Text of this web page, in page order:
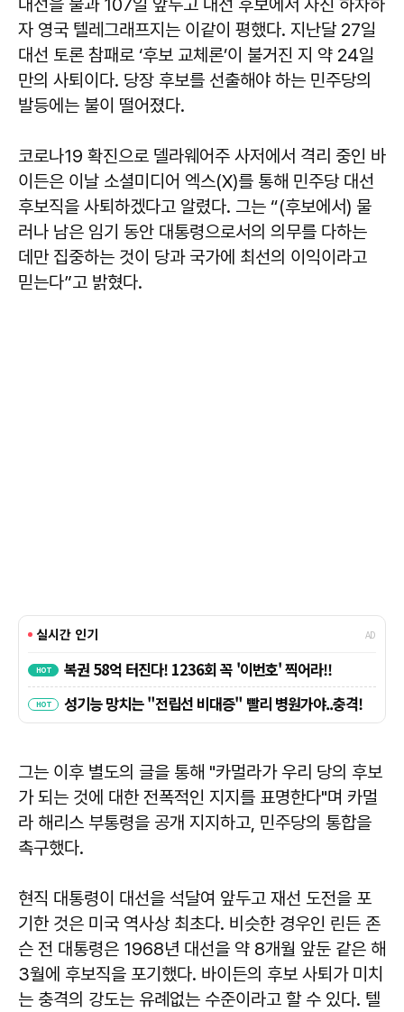
자 영국 텔레그래프지는 이같이 평했다. 지난달 27일
대선 토론 참패로 ‘후보 교체론’이 불거진 지 약 24일
만의 사퇴이다. 당장 후보를 선출해야 하는 민주당의
발등에는 불이 떨어졌다.
코로나19 확진으로 델라웨어주 사저에서 격리 중인 바
이든은 이날 소셜미디어 엑스(X)를 통해 민주당 대선
후보직을 사퇴하겠다고 알렸다. 그는 “(후보에서) 물
러나 남은 임기 동안 대통령으로서의 의무를 다하는
데만 집중하는 것이 당과 국가에 최선의 이익이라고
믿는다”고 밝혔다.
그는 이후 별도의 글을 통해 "카멀라가 우리 당의 후보
가 되는 것에 대한 전폭적인 지지를 표명한다"며 카멀
라 해리스 부통령을 공개 지지하고, 민주당의 통합을
촉구했다.
현직 대통령이 대선을 석달여 앞두고 재선 도전을 포
기한 것은 미국 역사상 최초다. 비슷한 경우인 린든 존
슨 전 대통령은 1968년 대선을 약 8개월 앞둔 같은 해
3월에 후보직을 포기했다. 바이든의 후보 사퇴가 미치
는 충격의 강도는 유례없는 수준이라고 할 수 있다. 텔